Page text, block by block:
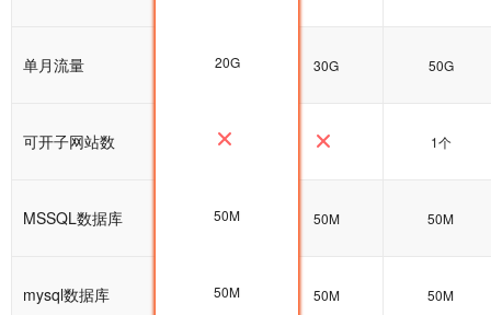
单月流量 20G 30G 50G
可开子网站数 1个
MSSQL数据库 50M 50M 50M
mysql数据库 50M 50M 50M
20G
50M
50M